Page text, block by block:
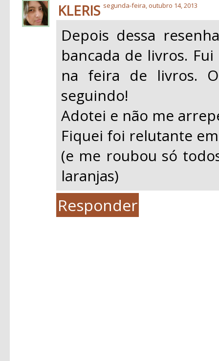
KLERIS segunda-feira, outubro 14, 2013
Depois dessa
bancada de livros.
na feira de livros.
seguindo!
Adotei e não me
Fiquei foi relutante
(e me roubou só
laranjas)
Responder